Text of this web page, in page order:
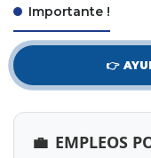
Importante !
👉
💼 EMPLEOS